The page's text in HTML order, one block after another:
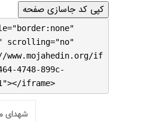
کپی کد جاسازی صفحه
scrolling="no"
if
4748-899c-
iframe>
شهدای